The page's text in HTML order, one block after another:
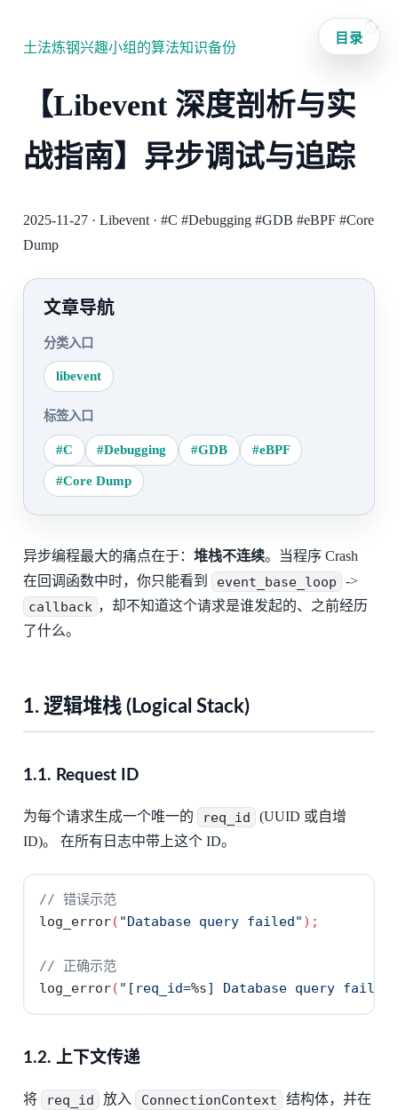
土法炼钢兴趣小组的算法知识备份
【Libevent 深度剖析与实
战指南】异步调试与追踪
2025-11-27· Libevent· #C #Debugging #GDB #eBPF #Core
Dump
文章导航
分类入口
libevent
标签入口
#C #Debugging #GDB #eBPF
#Core Dump
异步编程最大的痛点在于： 堆栈不连续。当程序 Crash
在回调函数中时，你只能看到
event_base_loop ->
callback ，却不知道这个请求是谁发起的、之前经历
了什么。
1. 逻辑堆栈 (Logical Stack)
1.1. Request ID
为每个请求生成一个唯一的 req_id
(UUID 或自增
ID)。 在所有日志中带上这个 ID。
// 错误示范
log_error( "Database query failed" );
// 正确示范
log_error( "[req_id=%s] Database query
1.2. 上下文传递
将 req_id 放入 ConnectionContext
结构体，并在
目录